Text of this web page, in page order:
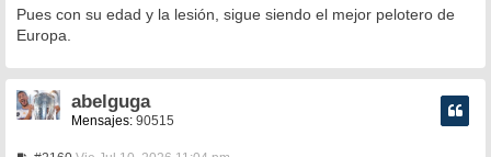
n
s
e
Pues con su edad y la lesión, sigue siendo el mejor pelotero de
Europa.
abelguga
Mensajes: 90515